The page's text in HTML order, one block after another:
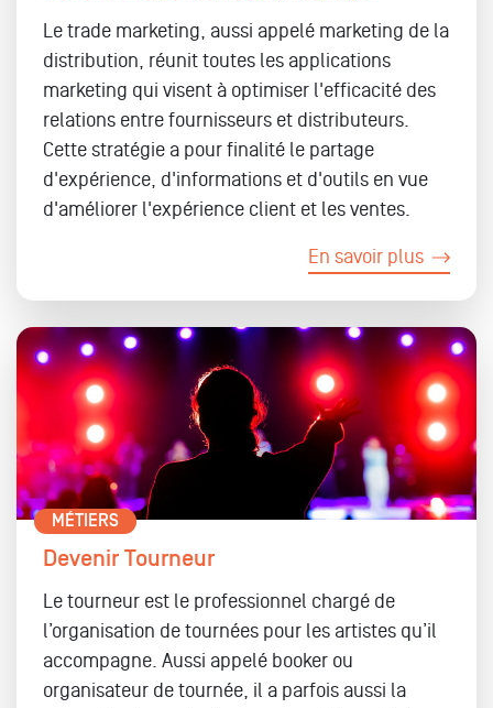
Le trade marketing, aussi appelé marketing de la
distribution, réunit toutes les applications
marketing qui visent à optimiser l'efficacité des
relations entre fournisseurs et distributeurs.
Cette stratégie a pour finalité le partage
d'expérience, d'informations et d'outils en vue
d'améliorer l'expérience client et les ventes.
En savoir plus
MÉTIERS
Devenir Tourneur
Le tourneur est le professionnel chargé de
l’organisation de tournées pour les artistes qu’il
accompagne. Aussi appelé booker ou
organisateur de tournée, il a parfois aussi la